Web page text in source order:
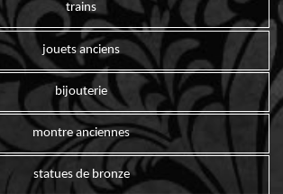
trains
jouets anciens
bijouterie
montre anciennes
statues de bronze